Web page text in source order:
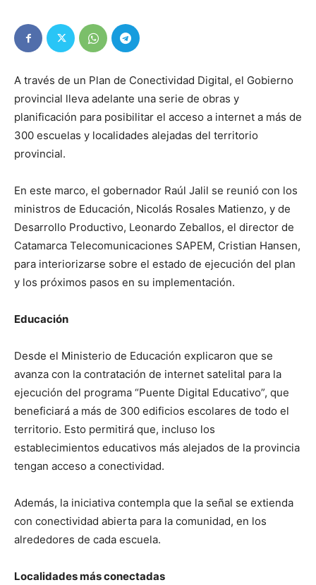
A través de un Plan de Conectividad Digital, el Gobierno
provincial lleva adelante una serie de obras y
planificación para posibilitar el acceso a internet a más de
300 escuelas y localidades alejadas del territorio
provincial.
En este marco, el gobernador Raúl Jalil se reunió con los
ministros de Educación, Nicolás Rosales Matienzo, y de
Desarrollo Productivo, Leonardo Zeballos, el director de
Catamarca Telecomunicaciones SAPEM, Cristian Hansen,
para interiorizarse sobre el estado de ejecución del plan
y los próximos pasos en su implementación.
Educación
Desde el Ministerio de Educación explicaron que se
avanza con la contratación de internet satelital para la
ejecución del programa “Puente Digital Educativo”, que
beneficiará a más de 300 edificios escolares de todo el
territorio. Esto permitirá que, incluso los
establecimientos educativos más alejados de la provincia
tengan acceso a conectividad.
Además, la iniciativa contempla que la señal se extienda
con conectividad abierta para la comunidad, en los
alrededores de cada escuela.
Localidades más conectadas